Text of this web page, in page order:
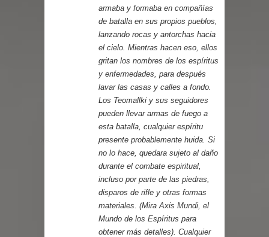
armaba y formaba en compañías
de batalla en sus propios pueblos,
lanzando rocas y antorchas hacia
el cielo. Mientras hacen eso, ellos
gritan los nombres de los espíritus
y enfermedades, para después
lavar las casas y calles a fondo.
Los Teomallki y sus seguidores
pueden llevar armas de fuego a
esta batalla, cualquier espíritu
presente probablemente huida. Si
no lo hace, quedara sujeto al daño
durante el combate espiritual,
incluso por parte de las piedras,
disparos de rifle y otras formas
materiales. (Mira Axis Mundi, el
Mundo de los Espíritus para
obtener más detalles). Cualquier